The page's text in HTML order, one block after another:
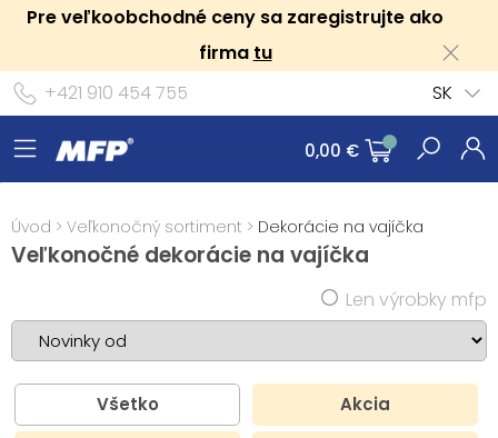
Pre veľkoobchodné ceny sa zaregistrujte ako
firma tu
+421 910 454 755
SK
0,00 €
Úvod > Veľkonočný sortiment > Dekorácie na vajíčka
Veľkonočné dekorácie na vajíčka
Len výrobky mfp
Všetko Akcia